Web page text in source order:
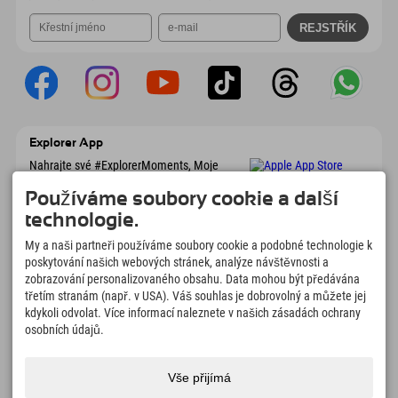
Explorer App
Nahrajte své #ExplorerMoments, Moje
seznamem míst, která chcete navštívit,
přehledem restaurací a mnoha dalšími
věcmi. Stáhněte si hned!
Čas na chvilky objevitelů
166
Horská jezera a
dobrodružné bazény
4.634km
Sjezdovky pro lyžování a
Stezky pro pěší turistiku a
Používáme soubory cookie a další
technologie.
My a naši partneři používáme soubory cookie a podobné technologie k
poskytování našich webových stránek, analýze návštěvnosti a
zobrazování personalizovaného obsahu. Data mohou být předávána
třetím stranám (např. v USA). Váš souhlas je dobrovolný a můžete jej
kdykoli odvolat. Více informací naleznete v našich zásadách ochrany
osobních údajů.
Vše přijímá